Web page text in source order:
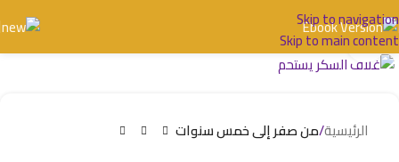
Skip to navigation
Skip to main content
اضغط للتكبير
الرئيسية من صفر إلى خمس سنوات